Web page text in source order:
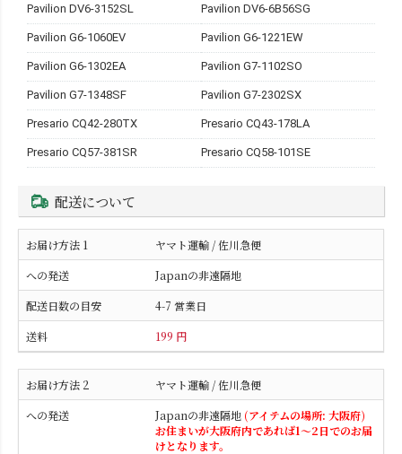
Pavilion DV6-3152SL Pavilion DV6-6B56SG
Pavilion G6-1060EV Pavilion G6-1221EW
Pavilion G6-1302EA Pavilion G7-1102SO
Pavilion G7-1348SF Pavilion G7-2302SX
Presario CQ42-280TX Presario CQ43-178LA
Presario CQ57-381SR Presario CQ58-101SE
配送について
ヤマト運輸 / 佐川急便
Japanの非遠隔地
4-7 営業日
199 円
ヤマト運輸 / 佐川急便
Japanの非遠隔地 (アイテムの場所: 大阪府)
お住まいが大阪府内であれば1～2日でのお届
けとなります。